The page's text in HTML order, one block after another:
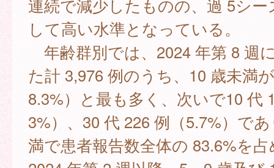
連続で減少したものの、過 5シー
して高い水準となっている。
年齢群別では、2024 年第 8 週
た計 3,976 例のうち、10 歳未満
8.3%）と最も多く、次いで10 代
3%）、30 代 226 例（5.7%）で
満で患者報告数全体の 83.6%を